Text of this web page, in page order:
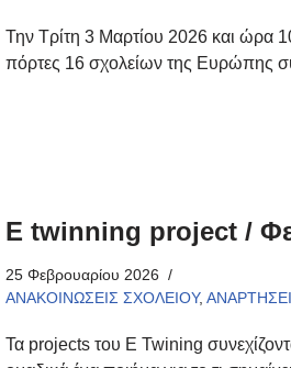
Την Τρίτη 3 Μαρτίου 2026 και ώρα
πόρτες 16 σχολείων της Ευρώπης
E twinning project /
25 Φεβρουαρίου 2026
ΑΝΑΚΟΙΝΩΣΕΙΣ ΣΧΟΛΕΙΟΥ,
Τα projects του E Twining